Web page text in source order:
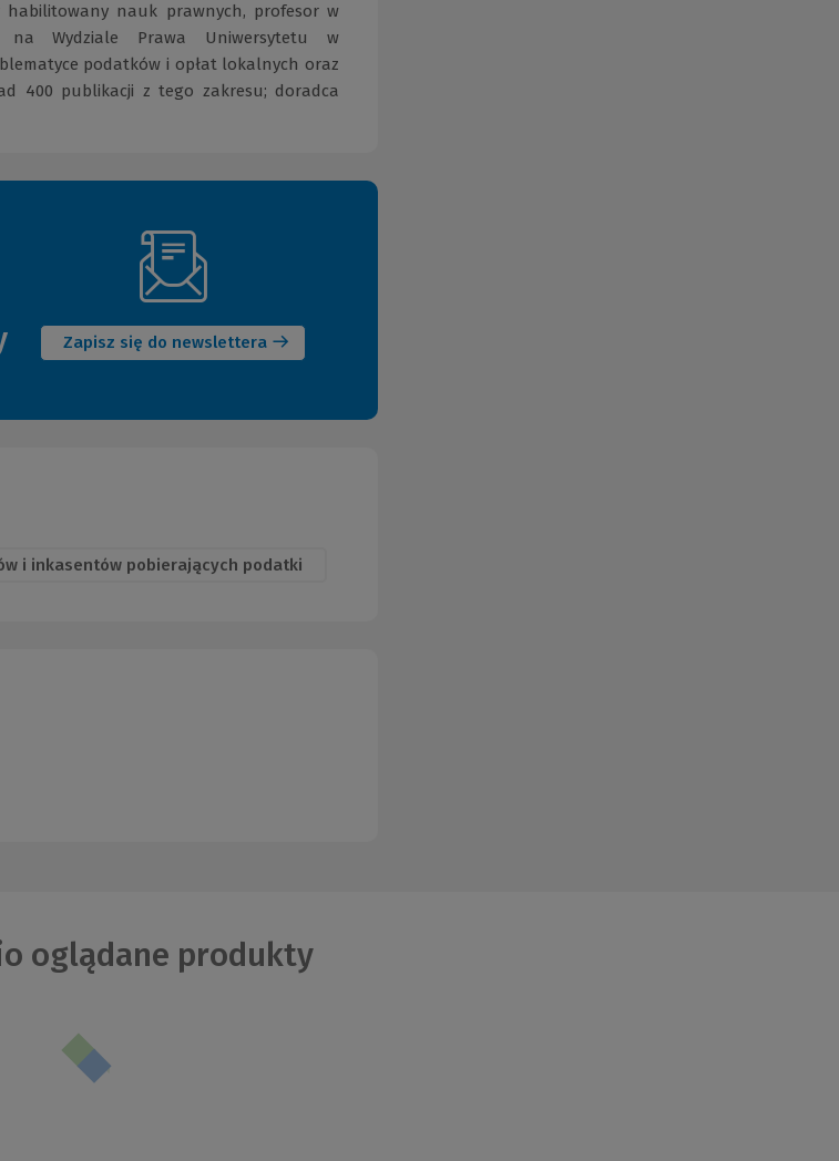
nauk prawnych, profesor w
na Wydziale Prawa Uniwersytetu w
podatków i opłat lokalnych oraz
400 publikacji z tego zakresu; doradca
Zapisz się do newslettera
okno)
i inkasentów pobierających podatki
oglądane produkty